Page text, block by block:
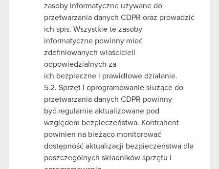
zasoby informatyczne używane do
przetwarzania danych CDPR oraz prowadzić
ich spis. Wszystkie te zasoby
informatyczne powinny mieć
zdefiniowanych właścicieli
odpowiedzialnych za
ich bezpieczne i prawidłowe działanie.
5.2. Sprzęt i oprogramowanie służące do
przetwarzania danych CDPR powinny
być regularnie aktualizowane pod
względem bezpieczeństwa. Kontrahent
powinien na bieżąco monitorować
dostępność aktualizacji bezpieczeństwa dla
poszczególnych składników sprzętu i